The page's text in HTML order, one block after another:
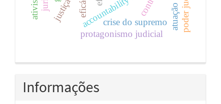
protagonismo judicial
crise do supremo
Informações